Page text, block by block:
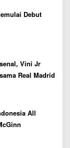
Debut
Vini Jr
Real Madrid
All